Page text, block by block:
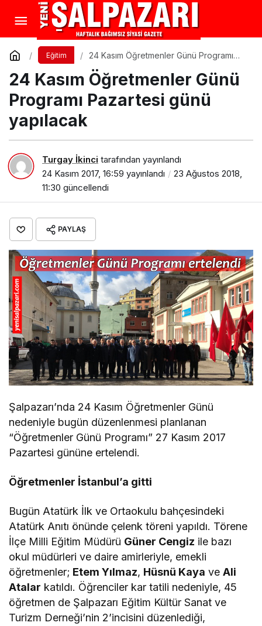
Eğitim
24 Kasım Öğretmenler Günü Programı
24 Kasım Öğretmenler Günü
Programı Pazartesi günü
yapılacak
Turgay İkinci tarafından yayınlandı
24 Kasım 2017, 16:59 yayınlandı
23 Ağustos 2018,
11:30 güncellendi
PAYLAŞ
Şalpazarı’nda 24 Kasım Öğretmenler Günü
nedeniyle bugün düzenlenmesi planlanan
“Öğretmenler Günü Programı” 27 Kasım 2017
Pazartesi gününe ertelendi.
Öğretmenler İstanbul’a gitti
Bugün Atatürk İlk ve Ortaokulu bahçesindeki
Atatürk Anıtı önünde çelenk töreni yapıldı. Törene
İlçe Milli Eğitim Müdürü Güner Cengiz ile bazı
okul müdürleri ve daire amirleriyle, emekli
öğretmenler; Etem Yılmaz, Hüsnü Kaya veAli
Atalar katıldı. Öğrenciler kar tatili nedeniyle, 45
öğretmen de Şalpazarı Eğitim Kültür Sanat ve
Turizm Derneği’nin 2’incisini düzenlediği,